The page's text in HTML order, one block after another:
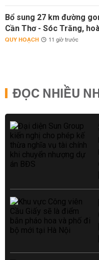
Bổ sung 27 km đường
Cần Thơ - Sóc Trăng,
QUY HOẠCH 11 giờ trước
ĐỌC NHIỀU